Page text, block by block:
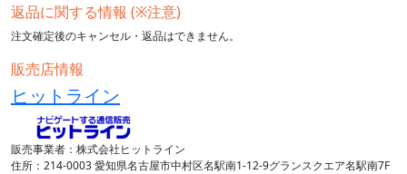
返品に関する情報 (※注意)
注文確定後のキャンセル・返品はできません。
販売店情報
ヒットライン
販売事業者：株式会社ヒットライン
住所：214-0003 愛知県名古屋市中村区名駅南1-12-9グランスクエア名駅南7F